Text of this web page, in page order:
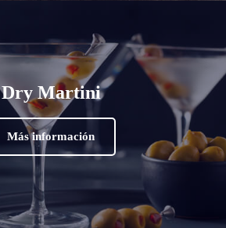
Dry Martini
Más información